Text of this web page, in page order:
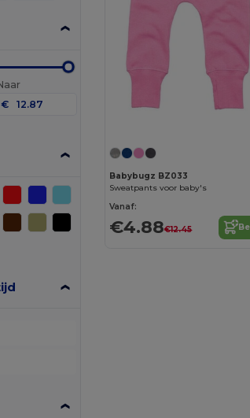
€
Babybugz BZ033
Sweatpants voor baby's
Vanaf:
€4.88€12.45